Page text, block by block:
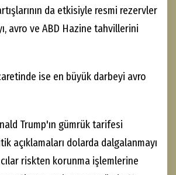
da etkisiyle resmi rezervler
avro ve ABD Hazine tahvillerini
ise en büyük darbeyi avro
Trump'ın gümrük tarifesi
açıklamaları dolarda dalgalanmayı
riskten korunma işlemlerine